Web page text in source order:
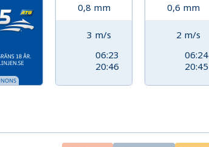
0,8 mm
3 m/s
06:23
20:46
0,6 mm
2 m/s
06:24
20:45